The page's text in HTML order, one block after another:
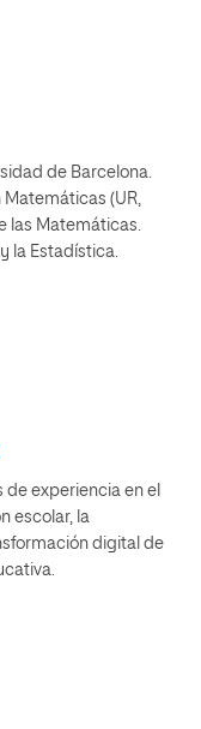
de Barcelona.
Matemáticas (UR,
las Matemáticas.
la Estadística.
de experiencia en el
escolar, la
digital de